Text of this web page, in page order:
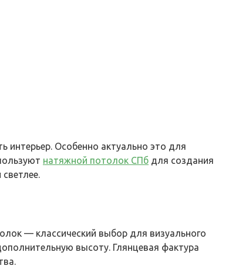
интерьер. Особенно актуально это для
натяжной потолок СПб для создания
— классический выбор для визуального
высоту. Глянцевая фактура